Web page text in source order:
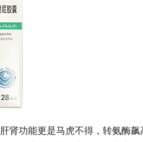
功能更是马虎不得，转氨酶飙